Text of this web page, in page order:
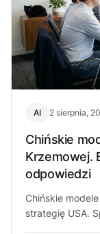
AI 2 sierpnia,
Chińskie
Krzemowej.
odpowiedzi
Chińskie
strategię USA.